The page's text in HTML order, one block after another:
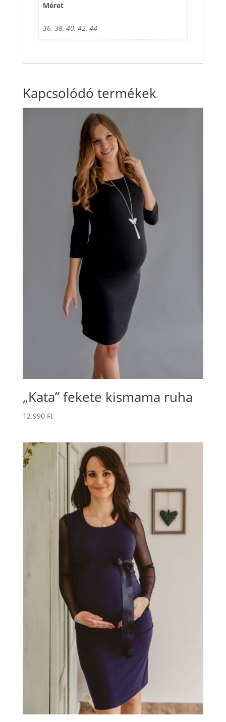
Méret
36, 38, 40, 42, 44
Kapcsolódó termékek
„Kata” fekete kismama ruha
12.990 Ft